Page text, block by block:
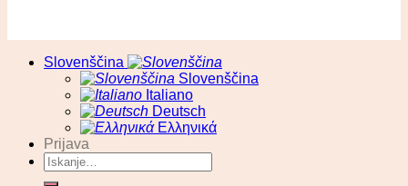
Slovenščina
Slovenščina
Italiano
Deutsch
Ελληνικά
Prijava
Išči: